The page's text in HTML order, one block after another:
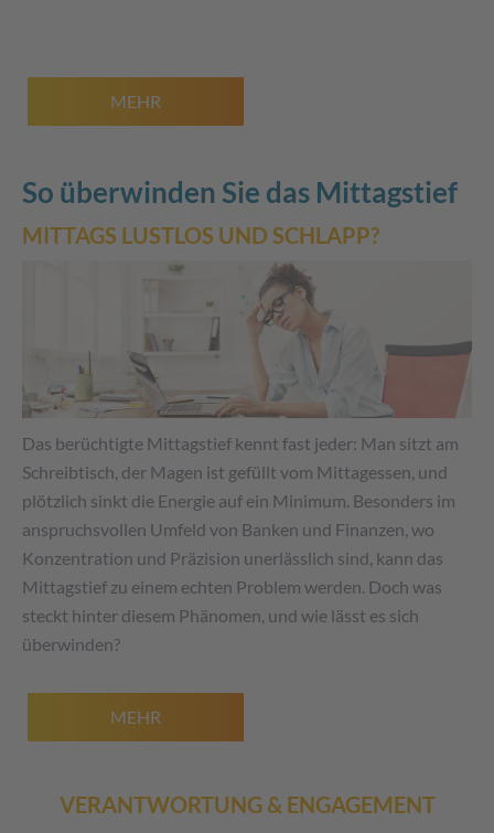
MEHR
So überwinden Sie das Mittagstief
MITTAGS LUSTLOS UND SCHLAPP?
Das berüchtigte Mittagstief kennt fast jeder: Man sitzt am
Schreibtisch, der Magen ist gefüllt vom Mittagessen, und
plötzlich sinkt die Energie auf ein Minimum. Besonders im
anspruchsvollen Umfeld von Banken und Finanzen, wo
Konzentration und Präzision unerlässlich sind, kann das
Mittagstief zu einem echten Problem werden. Doch was
steckt hinter diesem Phänomen, und wie lässt es sich
überwinden?
MEHR
VERANTWORTUNG & ENGAGEMENT